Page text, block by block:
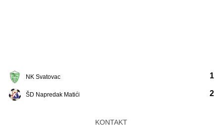
NK Svatovac
ŠD Napredak Matići
1
2
KONTAKT